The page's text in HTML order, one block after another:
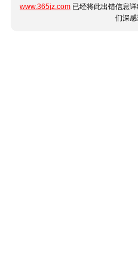
www.365jz.com 已经将此出错信息
们深感